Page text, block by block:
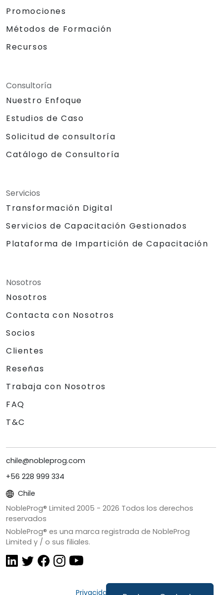
Promociones
Métodos de Formación
Recursos
Consultoría
Nuestro Enfoque
Estudios de Caso
Solicitud de consultoría
Catálogo de Consultoría
Servicios
Transformación Digital
Servicios de Capacitación Gestionados
Plataforma de Impartición de Capacitación
Nosotros
Nosotros
Contacta con Nosotros
Socios
Clientes
Reseñas
Trabaja con Nosotros
FAQ
T&C
chile@nobleprog.com
+56 228 999 334
Chile
NobleProg® Limited 2005 - 2026 Todos los derechos
reservados
NobleProg® es una marca registrada de NobleProg
Limited y / o sus filiales.
Privacidad y Cookies